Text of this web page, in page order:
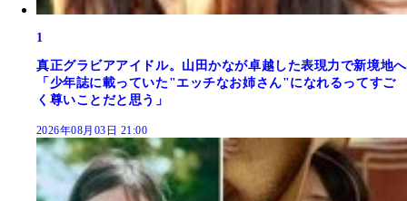
1
真正グラビアアイドル。山田かなが卓越した表現力で新境地へ
「少年誌に載っていた"エッチなお姉さん"になれるってすご
く尊いことだと思う」
2026年08月03日 21:00